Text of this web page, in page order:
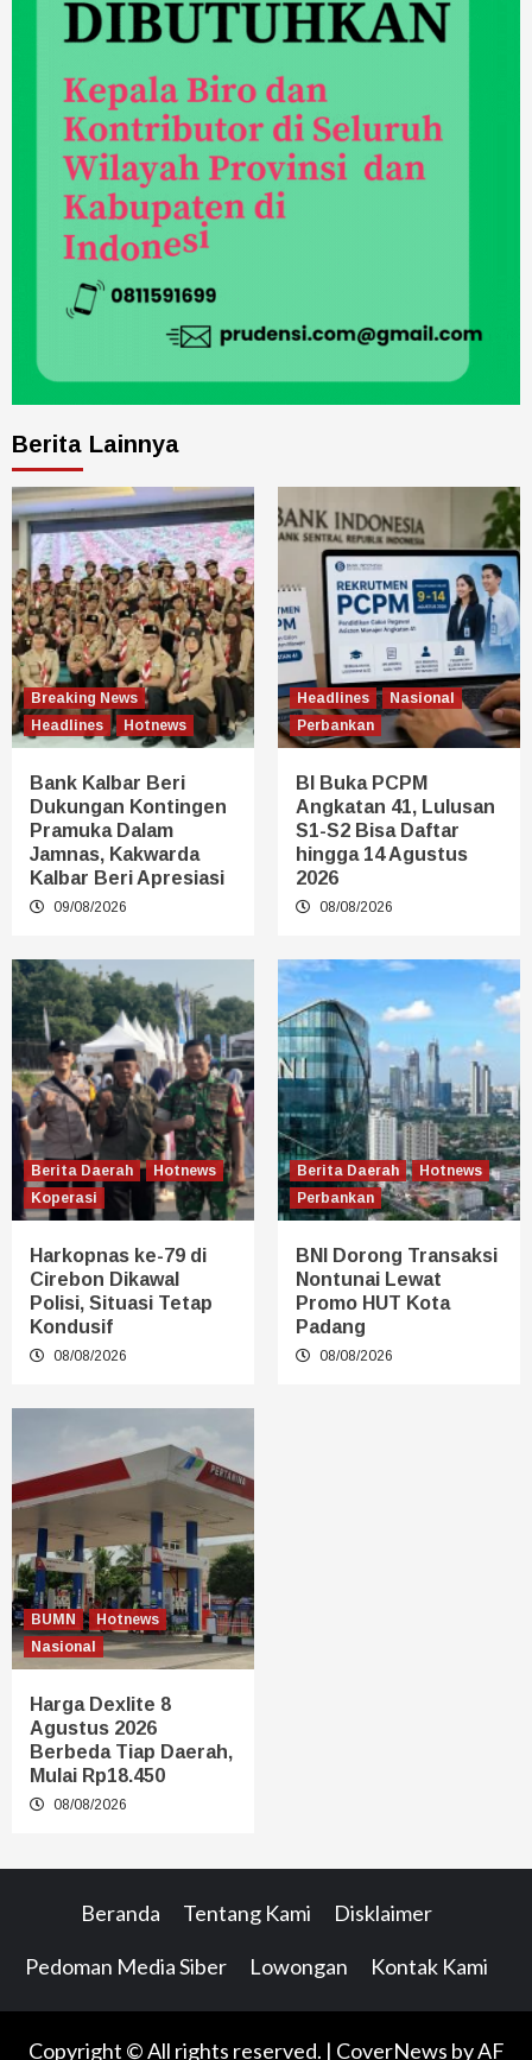
Berita Lainnya
Breaking News
Headlines
Hotnews
Bank Kalbar Beri
Dukungan Kontingen
Pramuka Dalam
Jamnas, Kakwarda
Kalbar Beri Apresiasi
09/08/2026
Headlines
Nasional
Perbankan
BI Buka PCPM
Angkatan 41, Lulusan
S1-S2 Bisa Daftar
hingga 14 Agustus
2026
08/08/2026
Berita Daerah
Hotnews
Koperasi
Harkopnas ke-79 di
Cirebon Dikawal
Polisi, Situasi Tetap
Kondusif
08/08/2026
Berita Daerah
Hotnews
Perbankan
BNI Dorong Transaksi
Nontunai Lewat
Promo HUT Kota
Padang
08/08/2026
BUMN
Hotnews
Nasional
Harga Dexlite 8
Agustus 2026
Berbeda Tiap Daerah,
Mulai Rp18.450
08/08/2026
Beranda Tentang Kami Disklaimer
Pedoman Media Siber Lowongan Kontak Kami
Copyright © All rights reserved. | CoverNews by AF